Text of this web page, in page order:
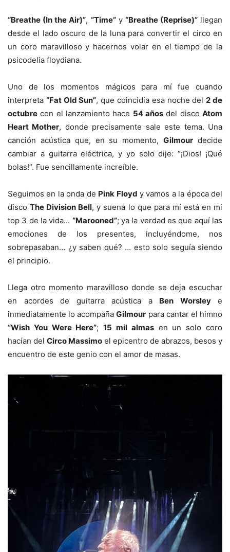
“Breathe (In the Air)”, “Time”y “Breathe (Reprise)”llegan
desde el lado oscuro de la luna para convertir el circo en
un coro maravilloso y hacernos volar en el tiempo de la
psicodelia floydiana.
Uno de los momentos mágicos para mí fue cuando
interpreta “Fat Old Sun”, que coincidía esa noche del 2 de
octubre con el lanzamiento hace 54 años del discoAtom
Heart Mother, donde precisamente sale este tema. Una
canción acústica que, en su momento,Gilmour decide
cambiar a guitarra eléctrica, y yo solo dije: “¡Dios! ¡Qué
bolas!”. Fue sencillamente increíble.
Seguimos en la onda de Pink Floyd y vamos a la época del
discoThe Division Bell, y suena lo que para mí está en mi
top 3 de la vida… “Marooned”; ya la verdad es que aquí las
emociones de los presentes, incluyéndome, nos
sobrepasaban… ¿y saben qué? … esto solo seguía siendo
el principio.
Llega otro momento maravilloso donde se deja escuchar
en acordes de guitarra acústica a Ben Worsleye
inmediatamente lo acompañaGilmour para cantar el himno
“Wish You Were Here”;15 mil almasen un solo coro
hacían del Circo Massimo el epicentro de abrazos, besos y
encuentro de este genio con el amor de masas.